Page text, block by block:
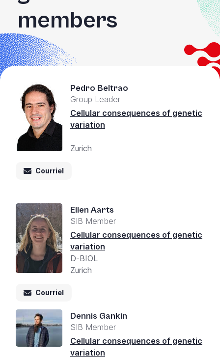
members
Pedro Beltrao
Group Leader
Cellular consequences of genetic
variation
Zurich
Courriel
Ellen Aarts
SIB Member
Cellular consequences of genetic
variation
D-BIOL
Zurich
Courriel
Dennis Gankin
SIB Member
Cellular consequences of genetic
variation